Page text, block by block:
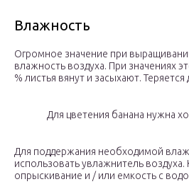
Влажность
Огромное значение при
влажность воздуха. При значениях
% листья вянут и засыхают.
Для цветения банана нужна
Для поддержания необходимой
использовать увлажнитель воздуха.
опрыскивание и / или емкость с